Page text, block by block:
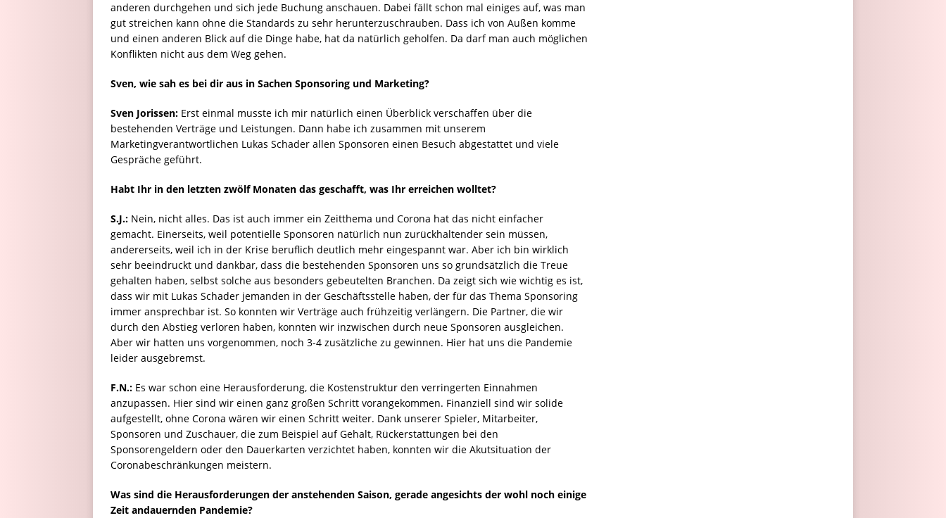
anderen durchgehen und sich jede Buchung anschauen. Dabei fällt schon mal einiges auf, was man
gut streichen kann ohne die Standards zu sehr herunterzuschrauben. Dass ich von Außen komme
und einen anderen Blick auf die Dinge habe, hat da natürlich geholfen. Da darf man auch möglichen
Konflikten nicht aus dem Weg gehen.
Sven, wie sah es bei dir aus in Sachen Sponsoring und Marketing?
Sven Jorissen: Erst einmal musste ich mir natürlich einen Überblick verschaffen über die
bestehenden Verträge und Leistungen. Dann habe ich zusammen mit unserem
Marketingverantwortlichen Lukas Schader allen Sponsoren einen Besuch abgestattet und viele
Gespräche geführt.
Habt Ihr in den letzten zwölf Monaten das geschafft, was Ihr erreichen wolltet?
S.J.: Nein, nicht alles. Das ist auch immer ein Zeitthema und Corona hat das nicht einfacher
gemacht. Einerseits, weil potentielle Sponsoren natürlich nun zurückhaltender sein müssen,
andererseits, weil ich in der Krise beruflich deutlich mehr eingespannt war. Aber ich bin wirklich
sehr beeindruckt und dankbar, dass die bestehenden Sponsoren uns so grundsätzlich die Treue
gehalten haben, selbst solche aus besonders gebeutelten Branchen. Da zeigt sich wie wichtig es ist,
dass wir mit Lukas Schader jemanden in der Geschäftsstelle haben, der für das Thema Sponsoring
immer ansprechbar ist. So konnten wir Verträge auch frühzeitig verlängern. Die Partner, die wir
durch den Abstieg verloren haben, konnten wir inzwischen durch neue Sponsoren ausgleichen.
Aber wir hatten uns vorgenommen, noch 3-4 zusätzliche zu gewinnen. Hier hat uns die Pandemie
leider ausgebremst.
F.N.: Es war schon eine Herausforderung, die Kostenstruktur den verringerten Einnahmen
anzupassen. Hier sind wir einen ganz großen Schritt vorangekommen. Finanziell sind wir solide
aufgestellt, ohne Corona wären wir einen Schritt weiter. Dank unserer Spieler, Mitarbeiter,
Sponsoren und Zuschauer, die zum Beispiel auf Gehalt, Rückerstattungen bei den
Sponsorengeldern oder den Dauerkarten verzichtet haben, konnten wir die Akutsituation der
Coronabeschränkungen meistern.
Was sind die Herausforderungen der anstehenden Saison, gerade angesichts der wohl noch einige
Zeit andauernden Pandemie?